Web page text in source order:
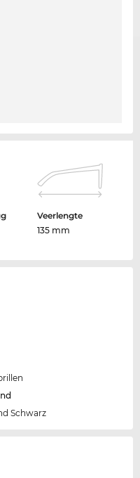
Veerlengte
135 mm
Schwarz